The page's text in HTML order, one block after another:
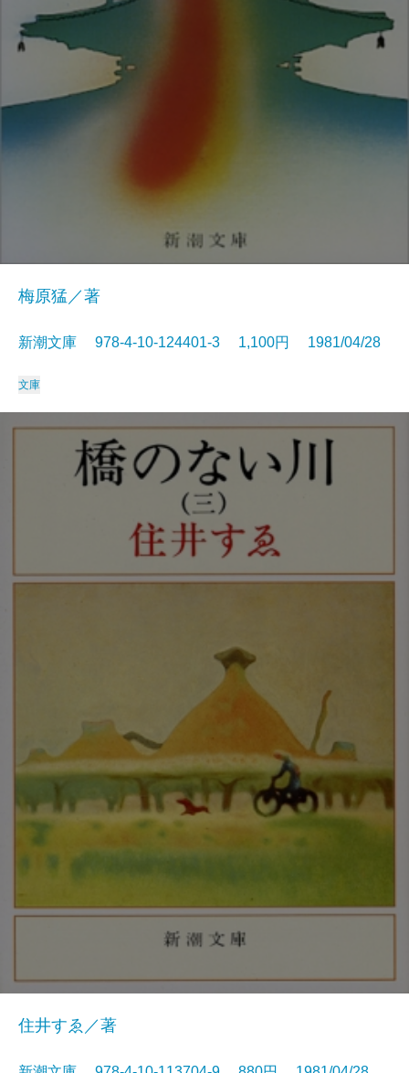
梅原猛／著
新潮文庫 978-4-10-124401-3 1,100円 1981/04/28
文庫
住井すゑ／著